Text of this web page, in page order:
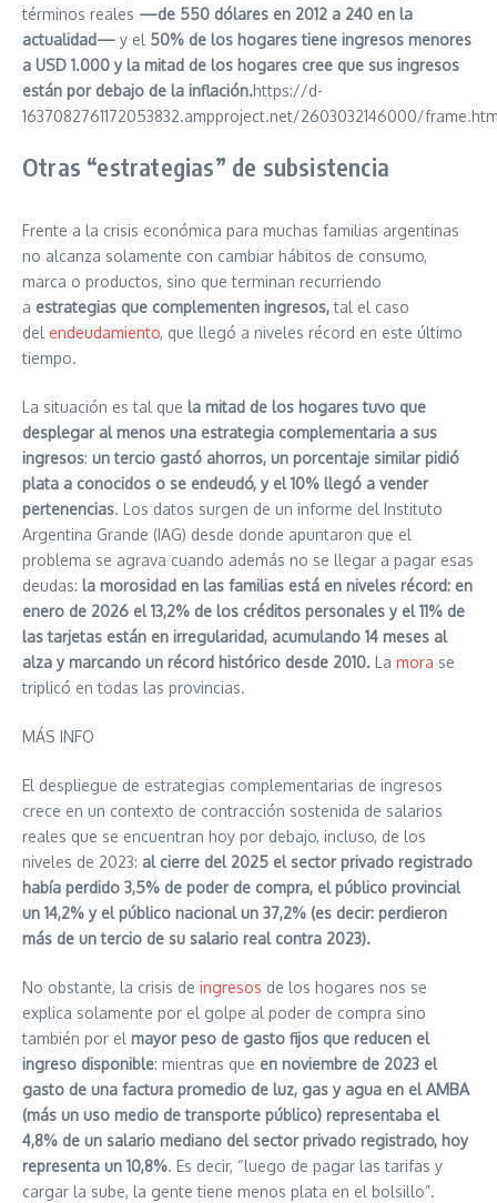
términos reales —de 550 dólares en 2012 a 240 en la
actualidad— y el 50% de los hogares tiene ingresos menores
a USD 1.000 y la mitad de los hogares cree que sus ingresos
están por debajo de la inflación.https://d-
1637082761172053832.ampproject.net/2603032146000/
Otras “estrategias” de subsistencia
Frente a la crisis económica para muchas familias argentinas
no alcanza solamente con cambiar hábitos de consumo,
marca o productos, sino que terminan recurriendo
a estrategias que complementen ingresos,tal el caso
del endeudamiento, que llegó a niveles récord en este último
tiempo.
La situación es tal que la mitad de los hogares tuvo que
desplegar al menos una estrategia complementaria a sus
ingresos: un tercio gastó ahorros, un porcentaje similar pidió
plata a conocidos o se endeudó, y el 10% llegó a vender
pertenencias. Los datos surgen de un informe del Instituto
Argentina Grande (IAG) desde donde apuntaron que el
problema se agrava cuando además no se llegar a pagar esas
deudas: la morosidad en las familias está en niveles récord: en
enero de 2026 el 13,2% de los créditos personales y el 11% de
las tarjetas están en irregularidad, acumulando 14 meses al
alza y marcando un récord histórico desde 2010. La mora se
triplicó en todas las provincias.
MÁS INFO
El despliegue de estrategias complementarias de ingresos
crece en un contexto de contracción sostenida de salarios
reales que se encuentran hoy por debajo, incluso, de los
niveles de 2023: al cierre del 2025 el sector privado registrado
había perdido 3,5% de poder de compra, el público provincial
un 14,2% y el público nacional un 37,2% (es decir: perdieron
más de un tercio de su salario real contra 2023).
No obstante, la crisis de ingresos de los hogares nos se
explica solamente por el golpe al poder de compra sino
también por el mayor peso de gasto fijos que reducen el
ingreso disponible: mientras que en noviembre de 2023 el
gasto de una factura promedio de luz, gas y agua en el AMBA
(más un uso medio de transporte público) representaba el
4,8% de un salario mediano del sector privado registrado, hoy
representa un 10,8%. Es decir, “luego de pagar las tarifas y
cargar la sube, la gente tiene menos plata en el bolsillo”.